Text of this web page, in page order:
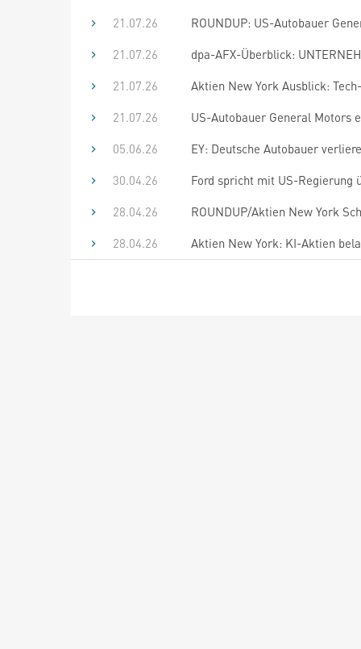
21.07.26
ROUNDUP: US-Autobauer
21.07.26
dpa-AFX-Überblick:
21.07.26
Aktien New York Ausblick:
21.07.26
US-Autobauer General Motors
05.06.26
EY: Deutsche Autobauer
30.04.26
Ford spricht mit US-Regierung
28.04.26
ROUNDUP/Aktien New York
28.04.26
Aktien New York: KI-Aktien